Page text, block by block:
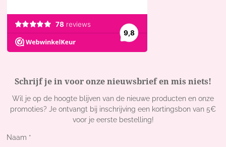
Schrijf je in voor onze nieuwsbrief en mis niets!
Wil je op de hoogte blijven van de nieuwe producten en onze
promoties? Je ontvangt bij inschrijving een kortingsbon van 5€
voor je eerste bestelling!
Naam *